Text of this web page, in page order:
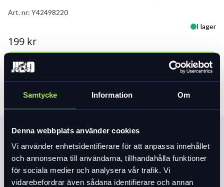
Samtycke Information Om
Denna webbplats använder cookies
Vi använder enhetsidentifierare för att anpassa innehållet
och annonserna till användarna, tillhandahålla funktioner
för sociala medier och analysera vår trafik. Vi
vidarebefordrar även sådana identifierare och annan
Art. nr: Y42498220
I lager
199 kr
Produktinformation
Läs merexpand_more